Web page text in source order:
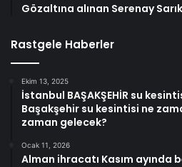
Gözaltına alınan Serenay
Rastgele Haberler
Ekim 13, 2025
İstanbul BAŞAKŞEHİR su
Başakşehir su kesintisi ne
zaman gelecek?
Ocak 11, 2026
Alman ihracatı Kasım ayında